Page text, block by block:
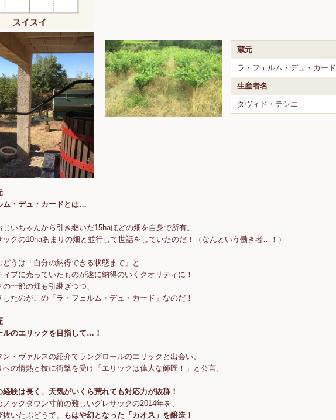
蔵元
ラ・フェルム・デュ・カード
生産者名
ダヴィド・テシエ
ム・デュ・カードとは…
じいちゃんから引き継いだ15haほどの畑を自身で所有。
ックの10haあまりの畑と並行して世話をしていたのだ！（なんという働き者…！）
どうは「自分の納得できる状態まで」と
ィブに売っていたものが遂に納得のいくクオリティに！
一部の畑も引継ぎつつ、
したのがこの「ラ・フェルム・デュ・カード」なのだ！
ルのエリックを目指して…！
ン・ヴァルスの紹介でラングロールのエリックと出会い、
への情熱と技に衝撃を受け「エリックは偉大な師匠！」と公言。
経験は長く、天気がいくら荒れても対応力が抜群！
ノックダウン寸前の難しいグレサックの2014年を、
いたぶどうで、
もはや幻となった「カオス」を醸造！